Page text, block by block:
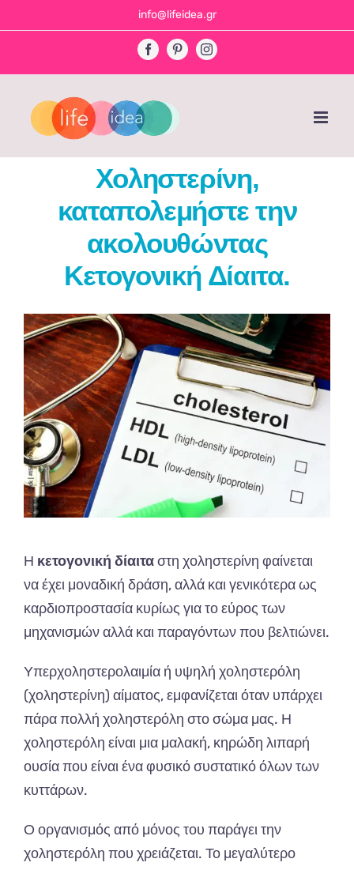
to
info@lifeidea.gr
FacebookPinterestInstagram
Χοληστερίνη,
καταπολεμήστε την
ακολουθώντας
Κετογονική Δίαιτα.
Η κετογονική δίαιταστη χοληστερίνη φαίνεται
να έχει μοναδική δράση, αλλά και γενικότερα ως
καρδιοπροστασία κυρίως για το εύρος των
μηχανισμών αλλά και παραγόντων που βελτιώνει.
Υπερχοληστερολαιμία ή υψηλή χοληστερόλη
(χοληστερίνη) αίματος, εμφανίζεται όταν υπάρχει
πάρα πολλή χοληστερόλη στο σώμα μας. Η
χοληστερόλη είναι μια μαλακή, κηρώδη λιπαρή
ουσία που είναι ένα φυσικό συστατικό όλων των
κυττάρων.
Ο οργανισμός από μόνος του παράγει την
χοληστερόλη που χρειάζεται. Το μεγαλύτερο